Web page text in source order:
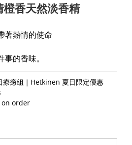
橙香天然淡香精
著熱情的使命
的香味。
療癒組｜Hetkinen 夏日限定優惠
on order